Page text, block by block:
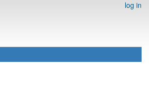
log in